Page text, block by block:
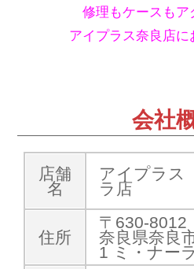
修理もケースもア
アイプラス奈良店に
会社
店舗
名
アイプラ
ラ店
住所
〒630-8012
奈良県奈良
1 ミ・ナー